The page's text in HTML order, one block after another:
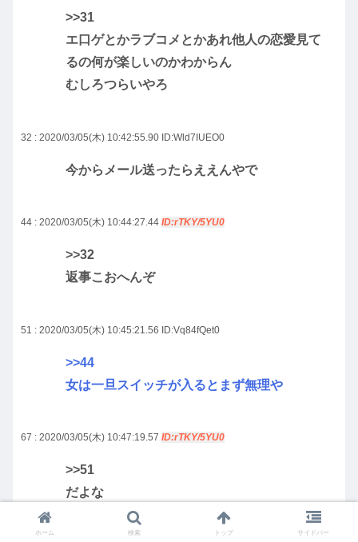
>>31
エ口ゲとかラブコメとかあれ他人の恋愛見て
るの何が楽しいのかわからん
むしろつらいやろ
32 : 2020/03/05(木) 10:42:55.90 ID:Wld7IUEO0
今からメール送ったらええんやで
44 : 2020/03/05(木) 10:44:27.44 ID:rTKY/5YU0
>>32
返事こおへんぞ
51 : 2020/03/05(木) 10:45:21.56 ID:Vq84fQet0
>>44
女は一旦スイッチが入るとまず無理や
67 : 2020/03/05(木) 10:47:19.57 ID:rTKY/5YU0
>>51
だよな
もう戻れる気しないもん
ホーム 検索 トップ サイドバー